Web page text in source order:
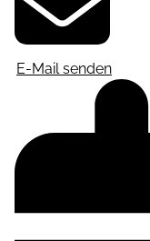
E-Mail senden